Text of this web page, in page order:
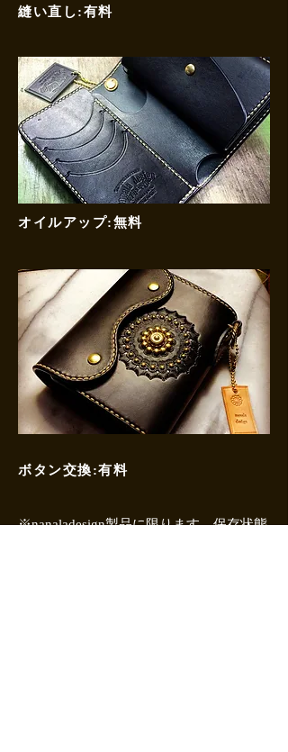
縫い直し:有料
オイルアップ:無料
ボタン交換:有料
※nanaladesign製品に限ります。保存状態